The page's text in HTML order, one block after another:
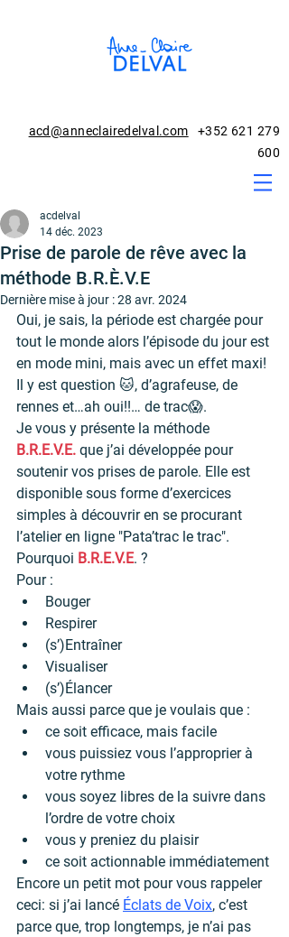
acd@anneclairedelval.com
+352 621 279
600
Prise de parole de rêve avec la
méthode B.R.È.V.E
acdelval
14 déc. 2023
Dernière mise à jour :28 avr. 2024
Oui, je sais, la période est chargée pour
tout le monde alors l’épisode du jour est
en mode mini, mais avec un effet maxi!
Il y est question 🐱, d’agrafeuse, de
rennes et…ah oui!!… de trac😱.
Je vous y présente la méthode
B.R.E.V.E. que j’ai développée pour
soutenir vos prises de parole. Elle est
disponible sous forme d’exercices
simples à découvrir en se procurant
l’atelier en ligne "Pata’trac le trac".
Pourquoi B.R.E.V.E. ?
Pour :
Bouger
Respirer
(s’)Entraîner
Visualiser
(s’)Élancer
Mais aussi parce que je voulais que :
ce soit efficace, mais facile
vous puissiez vous l’approprier à
votre rythme
vous soyez libres de la suivre dans
l’ordre de votre choix
vous y preniez du plaisir
ce soit actionnable immédiatement
Encore un petit mot pour vous rappeler
ceci: si j’ai lancé Éclats de Voix, c’est
parce que, trop longtemps, je n’ai pas